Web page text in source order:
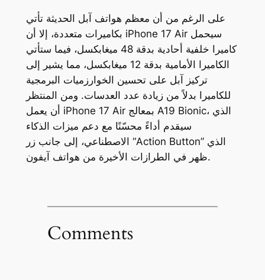
على الرغم من أن معظم هواتف آبل الحديثة تأتي
بكاميرات متعددة، إلا أن iPhone 17 Air سيحمل
كاميرا خلفية أحادية بدقة 48 ميغابكسل، فيما ستأتي
الكاميرا الأمامية بدقة 12 ميغابكسل، مما يشير إلى
تركيز آبل على تحسين الخوارزميات البرمجية
للكاميرا بدلاً من زيادة عدد العدسات. ومن المنتظر
أن يعمل iPhone 17 Air بمعالج A19 Bionic، الذي
سيقدم أداءً محسّنًا مع دعم ميزات الذكاء
الاصطناعي، إلى جانب زر “Action Button” الذي
ظهر في الطرازات الأخيرة من هواتف آيفون.
Comments